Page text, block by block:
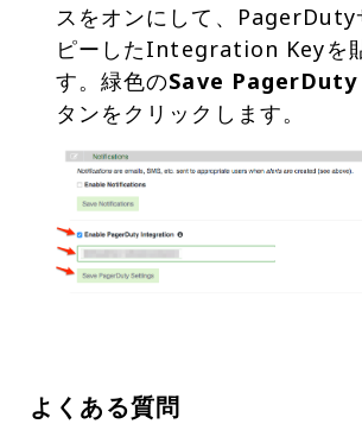
スをオンにして、PagerDuty
ピーしたIntegration Keyを
す。緑色のSave
よくある質問